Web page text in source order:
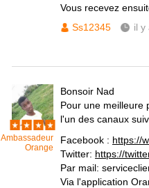
Vous recevez
Ss12345
il y
Ambassadeur
Orange
Bonsoir Nad
Pour une meilleure
l'un des canaux
Facebook : https://
Twitter: https://
Par mail:
Via l'application